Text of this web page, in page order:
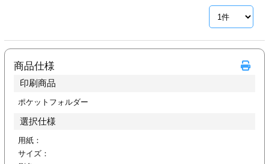
フォルダー
ファイル印刷
印刷
名刺印刷
印刷
ムカード印刷
ード印刷
商品仕様
印刷商品
ポケットフォルダー
選択仕様
用紙：
サイズ：